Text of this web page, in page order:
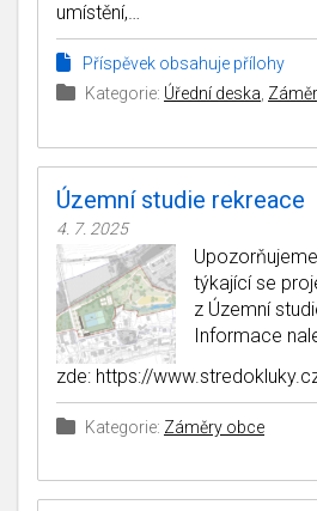
umístění,…
Příspěvek obsahuje přílohy
Kategorie: Úřední deska,
Územní studie rekreace
4. 7. 2025
týkající se
z Územní
Informace
zde: https://
Kategorie: Záměry obce